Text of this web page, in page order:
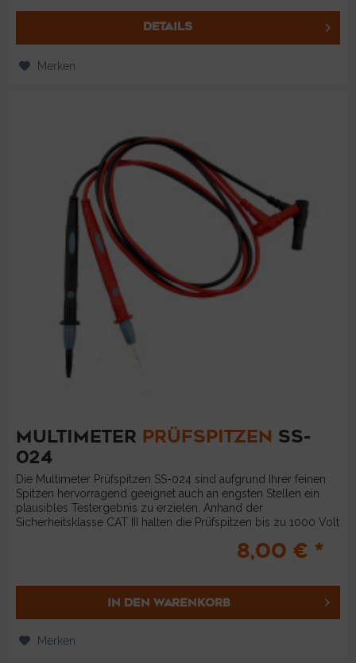
DETAILS
Merken
MULTIMETER PRÜFSPITZEN SS-
024
Die Multimeter Prüfspitzen SS-024 sind aufgrund Ihrer feinen
Spitzen hervorragend geeignet auch an engsten Stellen ein
plausibles Testergebnis zu erzielen. Anhand der
Sicherheitsklasse CAT III halten die Prüfspitzen bis zu 1000 Volt
8,00 € *
IN DEN WARENKORB
Merken